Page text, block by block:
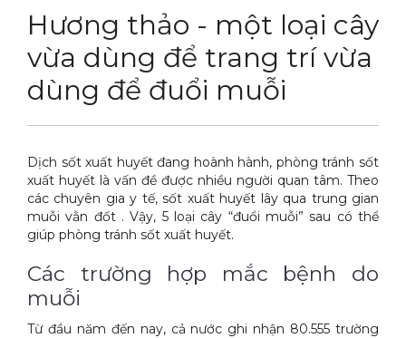
Thuốc diệt kiến Sài Gòn
Thuốc diệt gián Sài Gòn
Thuốc diệt muỗi Sài Gòn
Máy phun rửa cao cấp
Thiết bị vệ sinh sản phẩm
Máy chà rửa đánh bóng sàn
Máy diệt côn trùng
Dịch vụ tiêu diệt mối tận gốc
Dịch vụ phun thuốc phòng trừ muỗi
Dịch vụ kiểm soát chuột gây hại
Dịch vụ kiểm soát gián
Dịch vụ phun diệt ruồi gây hại
Dịch vụ xử lý tiêu diệt kiến tận gốc
THỦ THUẬT
Tin tức động vật
Tin tức tổng hợp
Sitemap
Video
LIÊN HỆ
Hotline 0986 018 930 (Anh Sơn)
Hương thảo - một loại cây
vừa dùng để trang trí vừa
dùng để đuổi muỗi
Dịch sốt xuất huyết đang hoành hành, phòng tránh sốt
xuất huyết là vấn đề được nhiều người quan tâm. Theo
các chuyên gia y tế, sốt xuất huyết lây qua trung gian
muỗi vằn đốt . Vậy, 5 loại cây “đuổi muỗi” sau có thể
giúp phòng tránh sốt xuất huyết.
Các trường hợp mắc bệnh do
muỗi
Từ đầu năm đến nay, cả nước ghi nhận 80.555 trường